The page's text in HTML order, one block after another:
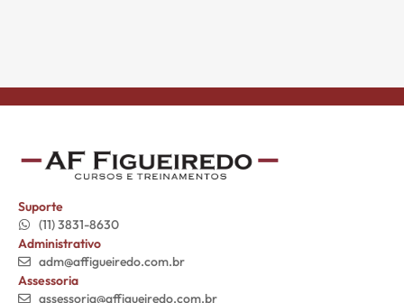
Suporte
(11) 3831-8630
Administrativo
adm@affigueiredo.com.br
Assessoria
assessoria@affigueiredo.com.br